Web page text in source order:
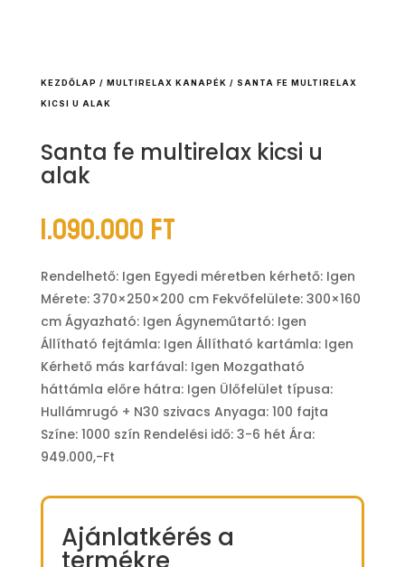
KEZDŐLAP / MULTIRELAX KANAPÉK / SANTA FE MULTIRELAX
KICSI U ALAK
Santa fe multirelax kicsi u
alak
1.090.000Ft
Rendelhető: Igen Egyedi méretben kérhető: Igen
Mérete: 370×250×200 cm Fekvőfelülete: 300×160
cm Ágyazható: Igen Ágyneműtartó: Igen
Állítható fejtámla: Igen Állítható kartámla: Igen
Kérhető más karfával: Igen Mozgatható
háttámla előre hátra: Igen Ülőfelület típusa:
Hullámrugó + N30 szivacs Anyaga: 100 fajta
Színe: 1000 szín Rendelési idő: 3-6 hét Ára:
949.000,-Ft
Ajánlatkérés a